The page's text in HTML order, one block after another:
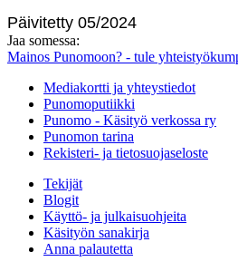
Päivitetty 05/2024
Jaa somessa:
Mainos Punomoon? - tule
Mediakortti ja yhteystiedot
Punomoputiikki
Punomo - Käsityö verkossa ry
Punomon tarina
Rekisteri- ja tietosuojaseloste
Tekijät
Blogit
Käyttö- ja julkaisuohjeita
Käsityön sanakirja
Anna palautetta